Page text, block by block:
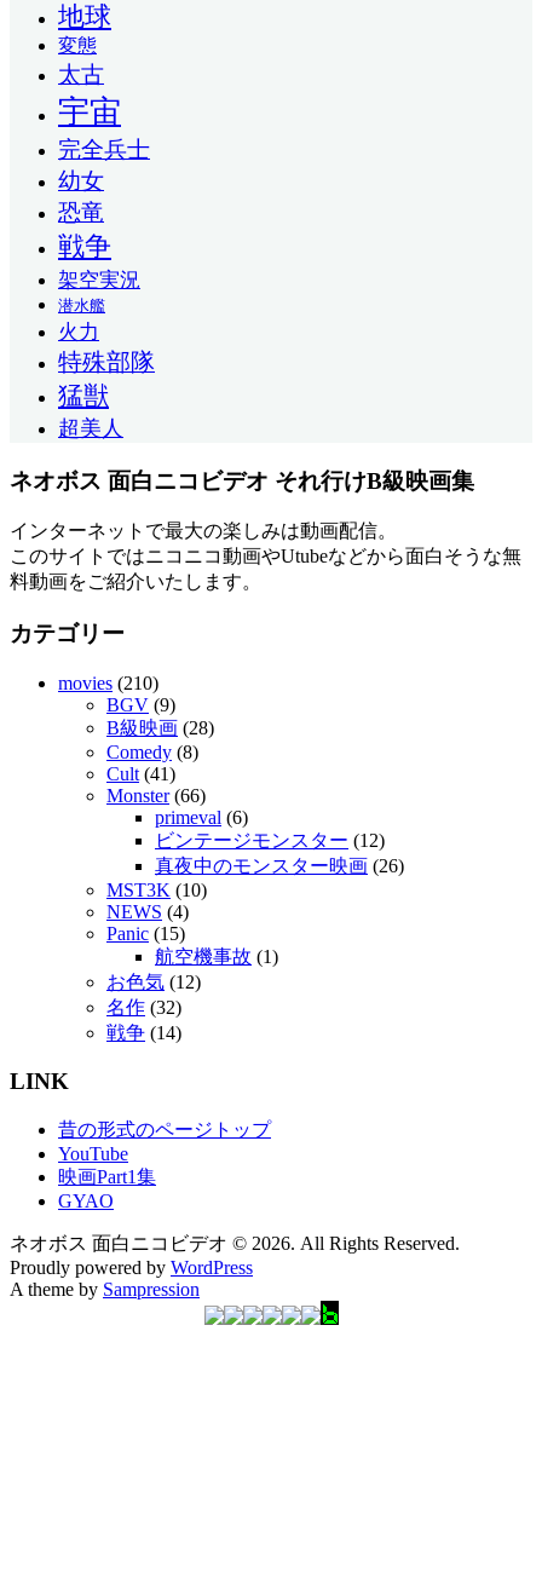
地球
変態
太古
宇宙
完全兵士
幼女
恐竜
戦争
架空実況
潜水艦
火力
特殊部隊
猛獣
超美人
ネオボス 面白ニコビデオ それ行けB級映画集
インターネットで最大の楽しみは動画配信。
このサイトではニコニコ動画やUtubeなどから面白そうな無
料動画をご紹介いたします。
カテゴリー
movies (210)
BGV (9)
B級映画 (28)
Comedy (8)
Cult (41)
Monster(66)
primeval (6)
ビンテージモンスター (12)
真夜中のモンスター映画 (26)
MST3K (10)
NEWS (4)
Panic (15)
航空機事故 (1)
お色気 (12)
名作 (32)
戦争 (14)
LINK
昔の形式のページトップ
YouTube
映画Part1集
GYAO
ネオボス 面白ニコビデオ © 2026. All Rights Reserved.
Proudly powered by WordPress
A theme by Sampression